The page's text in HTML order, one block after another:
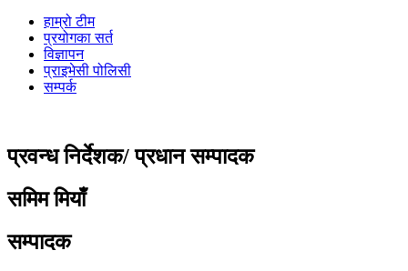
हाम्रो टीम
प्रयोगका सर्त
विज्ञापन
प्राइभेसी पोलिसी
सम्पर्क
प्रवन्ध निर्देशक/ प्रधान सम्पादक
समिम मियाँ
सम्पादक